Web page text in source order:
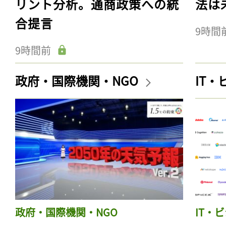
リント分析。通商政策への統
合提言
9時間前
法は
9時間
政府・国際機関・NGO
政府・国際機関・NGO
IT・
IT・